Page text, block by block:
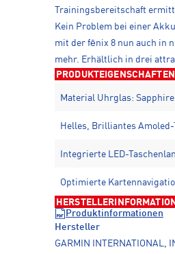
Trainingsbereitschaft
Kein Problem bei einer
mit der fēnix 8 nun auch in
mehr. Erhältlich in drei
PRODUKTEIGENSCHAFTEN
Material Uhrglas:
Helles, Brilliantes
Integrierte LED-
Optimierte
Produktinformationen
Hersteller
GARMIN INTERNATIONAL,